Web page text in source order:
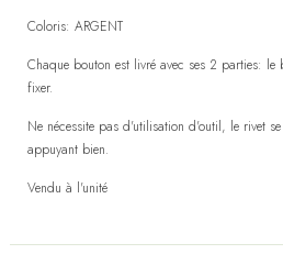
Coloris: ARGENT
Chaque bouton est livré avec ses 2 parties:
fixer.
Ne nécessite pas d'utilisation d'outil, le rivet
appuyant bien.
Vendu à l'unité